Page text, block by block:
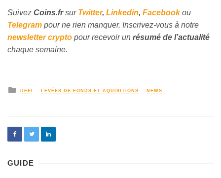
Suivez Coins.frsur Twitter, Linkedin, Facebookou
Telegram pour ne rien manquer. Inscrivez-vous à notre
newsletter crypto pour recevoir un résumé de l’actualité
chaque semaine.
DEFI LEVÉES DE FONDS ET AQUISITIONS NEWS
GUIDE